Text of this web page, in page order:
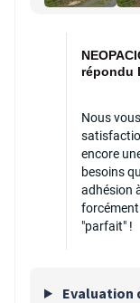
répondu
Nous
encore
besoins
adhésion
"parfait" !
Evaluation